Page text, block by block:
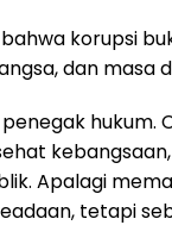
korupsi
dan masa
hukum.
Apalagi
tetapi